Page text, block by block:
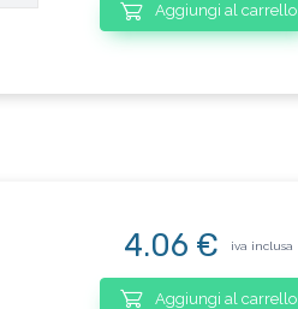
Aggiungi al carrello
4.06 € iva inclusa
Aggiungi al carrello